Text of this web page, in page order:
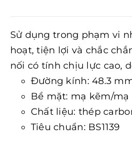
Sử dụng trong phạm vi
hoạt, tiện lợi và chắc
nối có tính chịu lực cao,
Đường kính: 48.3
Bề mặt: mạ kẽm/mạ
Chất liệu: thép
Tiêu chuẩn: BS1139